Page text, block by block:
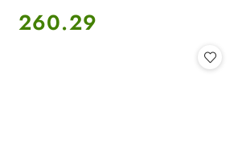
Cena:
260.29